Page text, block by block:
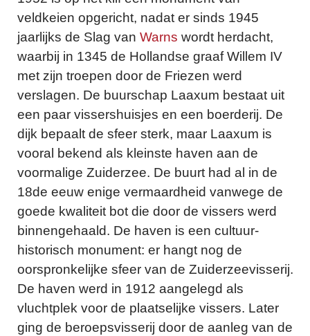
veldkeien opgericht, nadat er sinds 1945
jaarlijks de Slag van Warns wordt herdacht,
waarbij in 1345 de Hollandse graaf Willem IV
met zijn troepen door de Friezen werd
verslagen. De buurschap Laaxum bestaat uit
een paar vissershuisjes en een boerderij. De
dijk bepaalt de sfeer sterk, maar Laaxum is
vooral bekend als kleinste haven aan de
voormalige Zuiderzee. De buurt had al in de
18de eeuw enige vermaardheid vanwege de
goede kwaliteit bot die door de vissers werd
binnengehaald. De haven is een cultuur-
historisch monument: er hangt nog de
oorspronkelijke sfeer van de Zuiderzeevisserij.
De haven werd in 1912 aangelegd als
vluchtplek voor de plaatselijke vissers. Later
ging de beroepsvisserij door de aanleg van de